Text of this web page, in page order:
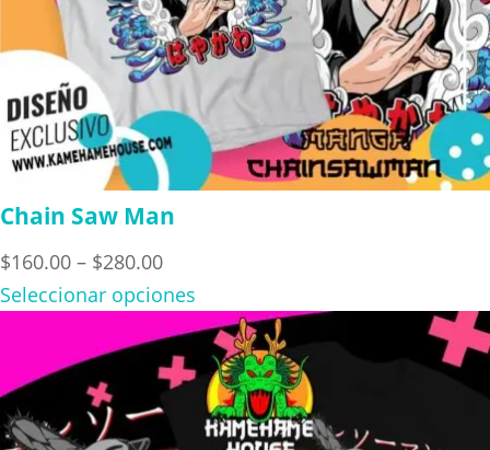
Chain Saw Man
$160.00 – $280.00Price
range:
$160.00
through
$280.00
Seleccionar opciones